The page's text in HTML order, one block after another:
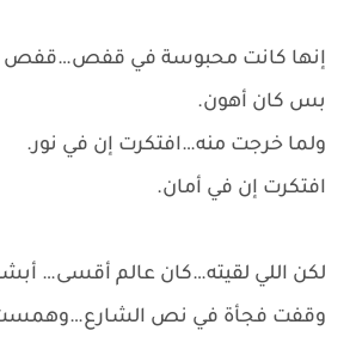
إنها كانت محبوسة في
بس كان أهون.
ولما خرجت منه…افتكرت إن في نور.
افتكرت إن في أمان.
لكن اللي لقيته…كان عالم أقسى…
وقفت فجأة في نص